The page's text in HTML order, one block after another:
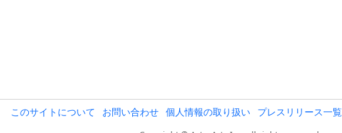
このサイトについて お問い合わせ 個人情報の取り扱い プレスリリース一覧